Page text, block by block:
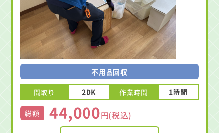
不用品回収
間取り 2DK 作業時間 1時間
総額 44,000円(税込)